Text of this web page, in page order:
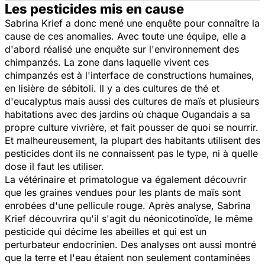
Les pesticides mis en cause
Sabrina Krief a donc mené une enquête pour connaître la
cause de ces anomalies. Avec toute une équipe, elle a
d'abord réalisé une enquête sur l'environnement des
chimpanzés. La zone dans laquelle vivent ces
chimpanzés est à l'interface de constructions humaines,
en lisière de sébitoli. Il y a des cultures de thé et
d'eucalyptus mais aussi des cultures de maïs et plusieurs
habitations avec des jardins où chaque Ougandais a sa
propre culture vivrière, et fait pousser de quoi se nourrir.
Et malheureusement, la plupart des habitants utilisent des
pesticides dont ils ne connaissent pas le type, ni à quelle
dose il faut les utiliser.
La vétérinaire et primatologue va également découvrir
que les graines vendues pour les plants de maïs sont
enrobées d'une pellicule rouge. Après analyse, Sabrina
Krief découvrira qu'il s'agit du néonicotinoïde, le même
pesticide qui décime les abeilles et qui est un
perturbateur endocrinien. Des analyses ont aussi montré
que la terre et l'eau étaient non seulement contaminées